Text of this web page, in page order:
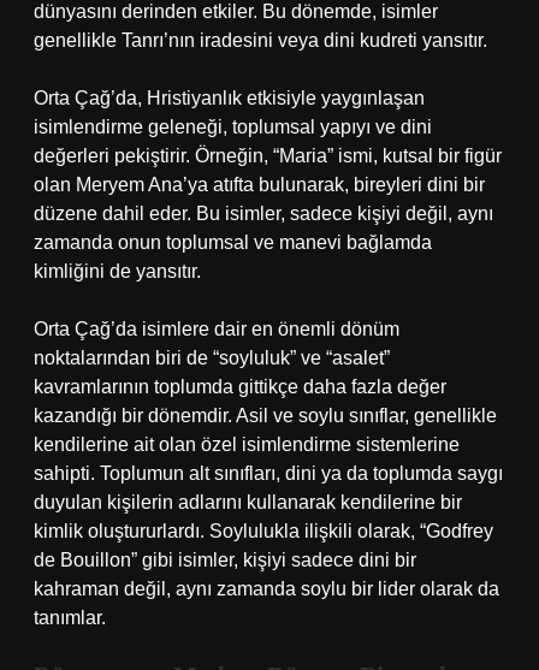
dünyasını derinden etkiler. Bu dönemde, isimler
genellikle Tanrı’nın iradesini veya dini kudreti yansıtır.
Orta Çağ’da, Hristiyanlık etkisiyle yaygınlaşan
isimlendirme geleneği, toplumsal yapıyı ve dini
değerleri pekiştirir. Örneğin, “Maria” ismi, kutsal bir figür
olan Meryem Ana’ya atıfta bulunarak, bireyleri dini bir
düzene dahil eder. Bu isimler, sadece kişiyi değil, aynı
zamanda onun toplumsal ve manevi bağlamda
kimliğini de yansıtır.
Orta Çağ’da isimlere dair en önemli dönüm
noktalarından biri de “soyluluk” ve “asalet”
kavramlarının toplumda gittikçe daha fazla değer
kazandığı bir dönemdir. Asil ve soylu sınıflar, genellikle
kendilerine ait olan özel isimlendirme sistemlerine
sahipti. Toplumun alt sınıfları, dini ya da toplumda saygı
duyulan kişilerin adlarını kullanarak kendilerine bir
kimlik oluştururlardı. Soylulukla ilişkili olarak, “Godfrey
de Bouillon” gibi isimler, kişiyi sadece dini bir
kahraman değil, aynı zamanda soylu bir lider olarak da
tanımlar.